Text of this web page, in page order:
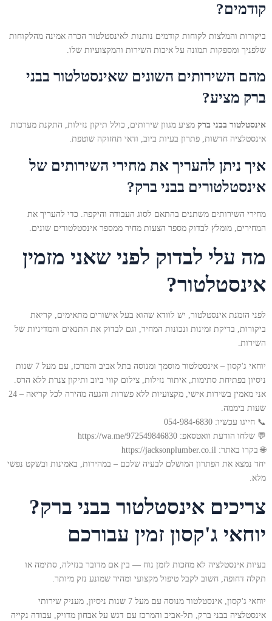
קודמים?
ביקורות והמלצות לקוחות קודמים נותנות לאינסטלטור הכרה אמינה מהלקוחות
שלפניך ומספקות תמונה על איכות השירות והמקצועיות שלו.
מהם השירותים השונים שאינסטלטור בבני
ברק מציע?
אינסטלטור בבני ברק מציע מגוון שירותים, כולל תיקון נזילות, התקנת מערכות
אינסטלציה חדשות, פתרון בעיות ביוב, ודאי תחזוקה שוטפת.
איך ניתן להעריך את מחירי השירותים של
אינסטלטורים בבני ברק?
מחירי השירותים משתנים בהתאם לסוג העבודה והיקפה. כדי להעריך את
המחירים, מומלץ לבדוק מספר הצעות מחיר ממספר אינסטלטורים שונים.
מה עלי לבדוק לפני שאני מזמין
אינסטלטור?
לפני הזמנת אינסטלטור, יש לוודא שהוא בעל אישורים מתאימים, קריאת
ביקורות, בדיקת זמינות ונכונות המחיר, וגם לבדוק את התנאים והמדיניות של
השירות.
יוחאי ג'קסון – אינסטלטור מוסמך ומנוסה בתל אביב והמרכז, עם מעל 7 שנות
ניסיון בפתיחת סתימות, איתור נזילות, צילום קווי ביוב ותיקון צנרת ללא הרס.
אני מאמין בשירות אישי, מקצועיות ללא פשרות והגעה מהירה לכל קריאה – 24
שעות ביממה.
📞 חייגו עכשיו: 054-984-6830
💬 שלחו הודעת וואטסאפ: https://wa.me/972549846830
🌐 בקרו באתר: https://jacksonplumber.co.il
יחד נמצא את הפתרון המושלם לבעיה שלכם – במהירות, באמינות ובשקט נפשי
מלא.
צריכים אינסטלטור בבני ברק?
יוחאי ג'קסון זמין עבורכם
בעיות אינסטלציה לא מחכות לזמן נוח — בין אם מדובר בנזילה, סתימה או
תקלה דחופה, חשוב לקבל טיפול מקצועי ומהיר שמונע נזק מיותר.
יוחאי ג'קסון, אינסטלטור מנוסה עם מעל 7 שנות ניסיון, מעניק שירותי
אינסטלציה בבני ברק, תל-אביב והמרכז עם דגש על אבחון מדויק, עבודה נקייה